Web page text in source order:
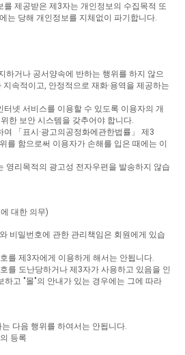
를 제공받은 제3자는 개인정보의 수집목적 또
는 당해 개인정보를 지체없이 파기합니다
하거나 공서양속에 반하는 행위를 하지 않으
지속적이고 안정적으로 재화·용역을 제공하는
터넷 서비스를 이용할 수 있도록 이용자의 개
위한 보안 시스템을 갖추어야 합니다
여 「표시 ·광고의공정화에관한법률」 제3
를 함으로써 이용자가 손해를 입은 때에는 이
영리목적의 광고성 전자우편을 발송하지 않습
대한 의무)
와 비밀번호에 관한 관리책임은 회원에게 있습
를 제3자에게 이용하게 해서는 안됩니다
를 도난당하거나 제3자가 사용하고 있음을 인
하고 "몰"의 안내가 있는 경우에는 그에 따라
는 다음 행위를 하여서는 안됩니다
등록